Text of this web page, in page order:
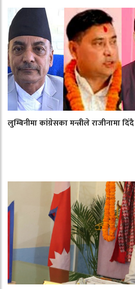
लुम्बिनीमा कांग्रेसका मन्त्रीले राजीनामा दिँदै